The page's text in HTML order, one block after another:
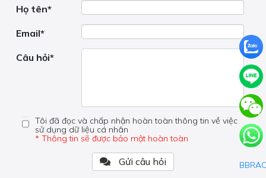
câu hỏi của bạn ở đây mà bên trong trang đó.
Họ tên*
Email*
Câu hỏi*
Tôi đã đọc và chấp nhận hoàn toàn thông tin về việc
sử dụng dữ liệu cá nhân
* Thông tin sẽ được bảo mật hoàn toàn
Gửi câu hỏi